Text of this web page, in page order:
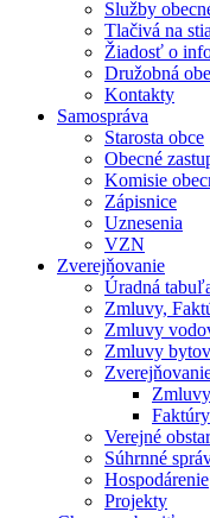
Služby
Tlačivá na
Žiadosť o
Družobná
Kontakty
Samospráva
Starosta obce
Obecné
Komisie
Zápisnice
Uznesenia
VZN
Zverejňovanie
Úradná
Zmluvy,
Zmluvy
Zmluvy
Zmluvy
Faktúry
Verejné
Súhrnné
Hospodárenie
Projekty